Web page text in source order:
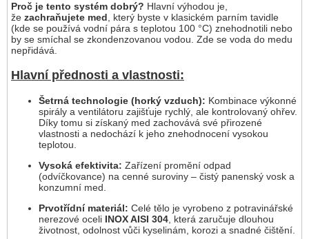
Proč je tento systém dobrý? Hlavní výhodou je,
že zachraňujete med , který byste v klasickém parním tavidle
(kde se používá vodní pára s teplotou 100 °C) znehodnotili nebo
by se smíchal se zkondenzovanou vodou. Zde se voda do medu
nepřidává.
Hlavní přednosti a vlastnosti:
Šetrná technologie (horký vzduch): Kombinace výkonné
spirály a ventilátoru zajišťuje rychlý, ale kontrolovaný ohřev.
Díky tomu si získaný med zachovává své přirozené
vlastnosti a nedochází k jeho znehodnocení vysokou
teplotou.
Vysoká efektivita: Zařízení promění odpad
(odvíčkovance) na cenné suroviny – čistý panenský vosk a
konzumní med.
Prvotřídní materiál: Celé tělo je vyrobeno z potravinářské
nerezové oceli INOX AISI 304 , která zaručuje dlouhou
životnost, odolnost vůči kyselinám, korozi a snadné čištění.